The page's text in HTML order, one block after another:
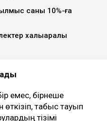
саны 10%-ға
халықаралық
емес, бірнеше
табыс тауып
тізімі